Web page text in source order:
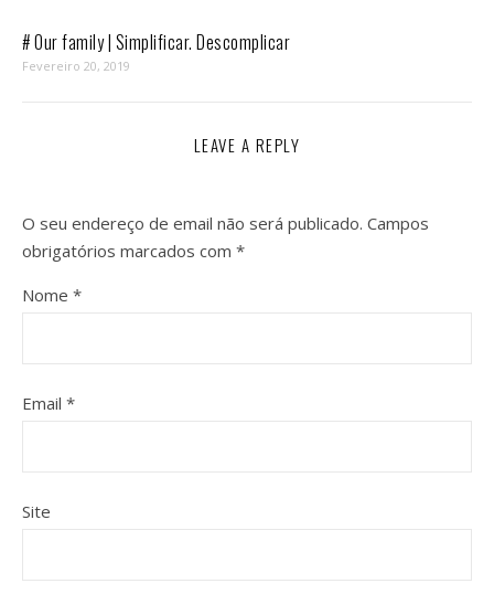
# Our family | Simplificar. Descomplicar
Fevereiro 20, 2019
LEAVE A REPLY
O seu endereço de email não será publicado. Campos
obrigatórios marcados com *
Nome *
Email *
Site